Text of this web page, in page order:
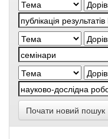
Почати новий пошук